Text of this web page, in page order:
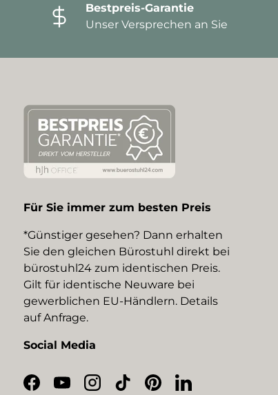
Bestpreis-Garantie
Unser Versprechen an Sie
Für Sie immer zum besten Preis
*Günstiger gesehen? Dann erhalten
Sie den gleichen Bürostuhl direkt bei
bürostuhl24 zum identischen Preis.
Gilt für identische Neuware bei
gewerblichen EU-Händlern. Details
auf Anfrage.
Social Media
Facebook
YouTubeInstagram
TikTokPinterestLinkedIn